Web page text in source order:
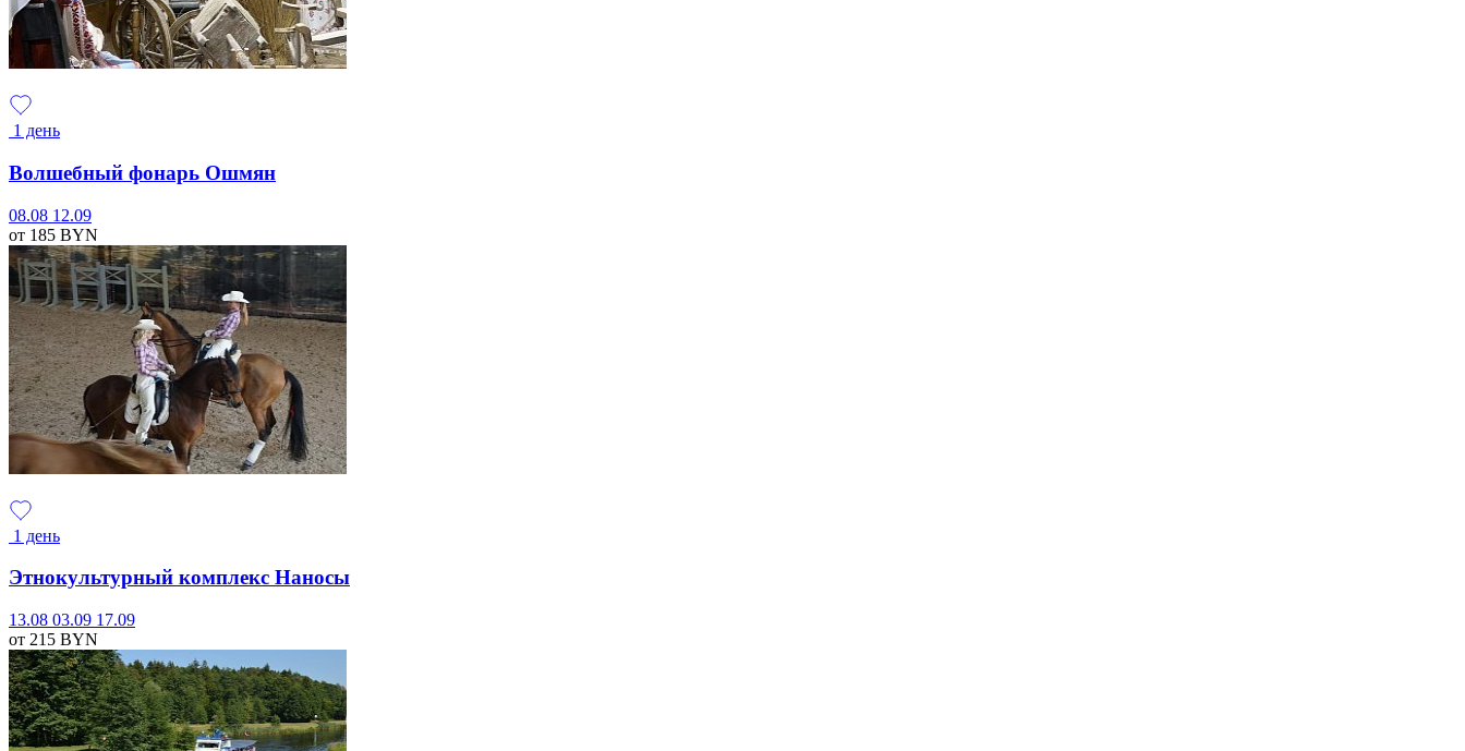
1 день
Волшебный фонарь Ошмян
08.08 12.09
от 185 BYN
1 день
Этнокультурный комплекс Наносы
13.08 03.09 17.09
от 215 BYN